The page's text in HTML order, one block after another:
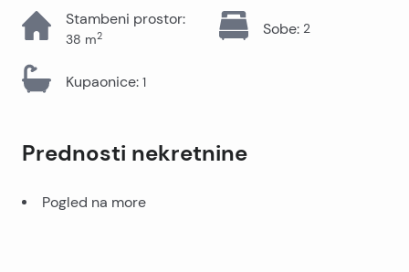
Stambeni prostor:
38 m2 Sobe: 2
Kupaonice: 1
Prednosti nekretnine
Pogled na more